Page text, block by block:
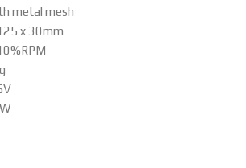
metal mesh
x 30mm